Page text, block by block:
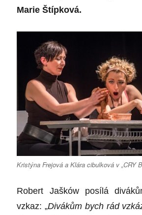
Marie Štípková.
Kristýna Frejová a Klára cibulková v „CRY
Robert Jašków posílá
vzkaz: „Divákům bych rád